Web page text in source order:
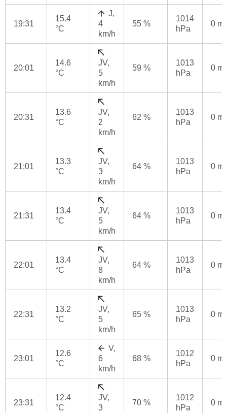
19:31
15.4
°C
J,
4
km/h
55 %
1014
hPa
0
20:01
14.6
°C
JV,
5
km/h
59 %
1013
hPa
0
20:31
13.6
°C
JV,
2
km/h
62 %
1013
hPa
0
21:01
13.3
°C
JV,
3
km/h
64 %
1013
hPa
0
21:31
13.4
°C
JV,
5
km/h
64 %
1013
hPa
0
22:01
13.4
°C
JV,
8
km/h
64 %
1013
hPa
0
22:31
13.2
°C
JV,
5
km/h
65 %
1013
hPa
0
23:01
12.6
°C
V,
6
km/h
68 %
1012
hPa
0
23:31
12.4
°C
JV,
3
70 %
1012
hPa
0